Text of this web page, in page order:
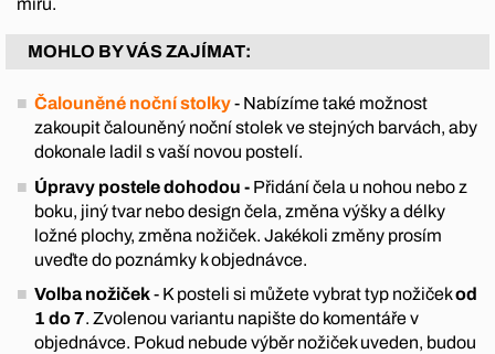
míru.
MOHLO BY VÁS ZAJÍMAT:
Čalouněné noční stolky- Nabízíme také možnost
zakoupit čalouněný noční stolek ve stejných barvách, aby
dokonale ladil s vaší novou postelí.
Úpravy postele dohodou - Přidání čela u nohou nebo z
boku, jiný tvar nebo design čela, změna výšky a délky
ložné plochy, změna nožiček. Jakékoli změny prosím
uveďte do poznámky k objednávce.
Volba nožiček- K posteli si můžete vybrat typ nožičekod
1 do 7. Zvolenou variantu napište do komentáře v
objednávce. Pokud nebude výběr nožiček uveden, budou